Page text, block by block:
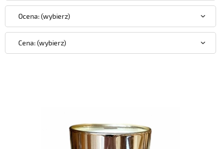
Ocena: (wybierz)
Cena: (wybierz)